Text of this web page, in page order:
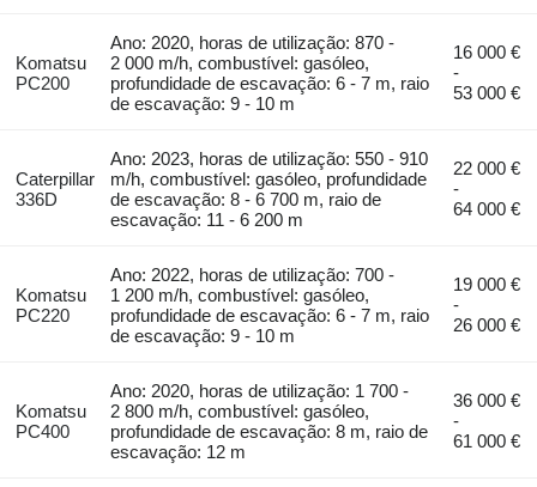
Komatsu
PC200
Ano: 2020, horas de utilização: 870 -
2 000 m/h, combustível: gasóleo,
profundidade de escavação: 6 - 7 m, raio
de escavação: 9 - 10 m
16 000 €
-
53 000 €
Caterpillar
336D
Ano: 2023, horas de utilização: 550 - 910
m/h, combustível: gasóleo, profundidade
de escavação: 8 - 6 700 m, raio de
escavação: 11 - 6 200 m
22 000 €
-
64 000 €
Komatsu
PC220
Ano: 2022, horas de utilização: 700 -
1 200 m/h, combustível: gasóleo,
profundidade de escavação: 6 - 7 m, raio
de escavação: 9 - 10 m
19 000 €
-
26 000 €
Komatsu
PC400
Ano: 2020, horas de utilização: 1 700 -
2 800 m/h, combustível: gasóleo,
profundidade de escavação: 8 m, raio de
escavação: 12 m
36 000 €
-
61 000 €